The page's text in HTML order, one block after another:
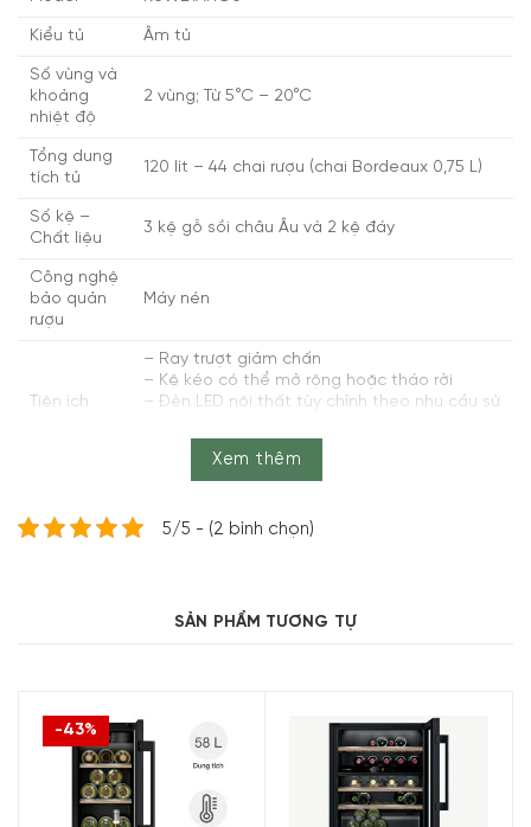
Kiểu tủ Âm tủ
Số vùng và
khoảng
nhiệt độ
2 vùng; Từ 5°C – 20°C
Tổng dung
tích tủ
120 lít – 44 chai rượu (chai Bordeaux 0,75 L)
Số kệ –
Chất liệu
3 kệ gỗ sồi châu Âu và 2 kệ đáy
Công nghệ
bảo quản
rượu
Máy nén
Tiện ích
– Ray trượt giảm chấn
– Kệ kéo có thể mở rộng hoặc tháo rời
– Đèn LED nội thất tùy chỉnh theo nhu cầu sử
– Chân đế có thể điều chỉnh chiều cao
Khối lượng
càng để lâu thì lại càng ngon, tuy nhiên chúng cần được
“để lâu” trong một điều kiện lí tưởng về nhiệt độ và độ
để suy nghĩ.
Hôm nay,Minhaus
sẽ “mách nước” quý khách hàng một
sản phẩmtủ bảo quản rượu vang Boschđẳng cấp, hiệu
quả đến từ thương hiệu Đức, Tủ Bảo Quản Rượu Vang
Xem thêm
5/5 - (2 bình chọn)
SẢN PHẨM TƯƠNG TỰ
-43%